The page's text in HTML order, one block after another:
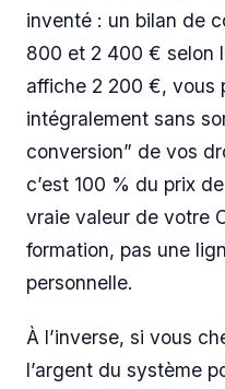
inventé : un bilan de
800 et 2 400 € selon
affiche 2 200 €, vous
intégralement sans
conversion” de vos
c’est 100 % du prix
vraie valeur de votre
formation, pas une
personnelle.
À l’inverse, si vous
l’argent du système